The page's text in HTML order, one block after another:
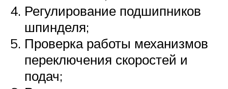
Регулирование подшипников
шпинделя;
Проверка работы механизмов
переключения скоростей и
подач;